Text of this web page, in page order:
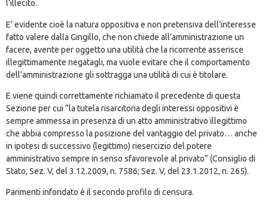
l’illecito.
E’ evidente cioè la natura oppositiva e non pretensiva dell’interesse
fatto valere dalla Gingillo, che non chiede all’amministrazione un
facere, avente per oggetto una utilità che la ricorrente asserisce
illegittimamente negatagli, ma vuole evitare che il comportamento
dell’amministrazione gli sottragga una utilità di cui è titolare.
E viene quindi correttamente richiamato il precedente di questa
Sezione per cui “la tutela risarcitoria degli interessi oppositivi è
sempre ammessa in presenza di un atto amministrativo illegittimo
che abbia compresso la posizione del vantaggio del privato… anche
in ipotesi di successivo (legittimo) riesercizio del potere
amministrativo sempre in senso sfavorevole al privato” (Consiglio di
Stato, Sez. V, del 3.12.2009, n. 7586; Sez. V, del 23.1.2012, n. 265).
Parimenti infondato è il secondo profilo di censura.